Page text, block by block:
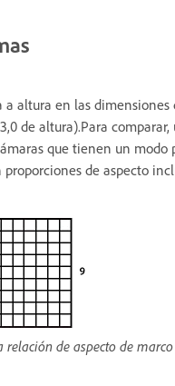
altura en las
de altura).Para
que tienen un
de aspecto
de aspecto de